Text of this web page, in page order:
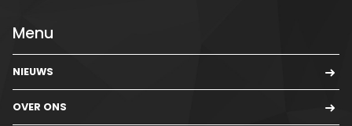
Menu
NIEUWS
OVER ONS